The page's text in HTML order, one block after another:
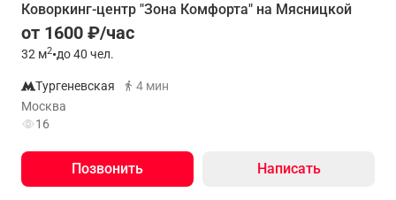
Коворкинг-центр "Зона Комфорта" на Мясницкой
от 1600 ₽/час
32 м2•до 40 чел.
Тургеневская
4 мин
Москва
16
Позвонить Написать